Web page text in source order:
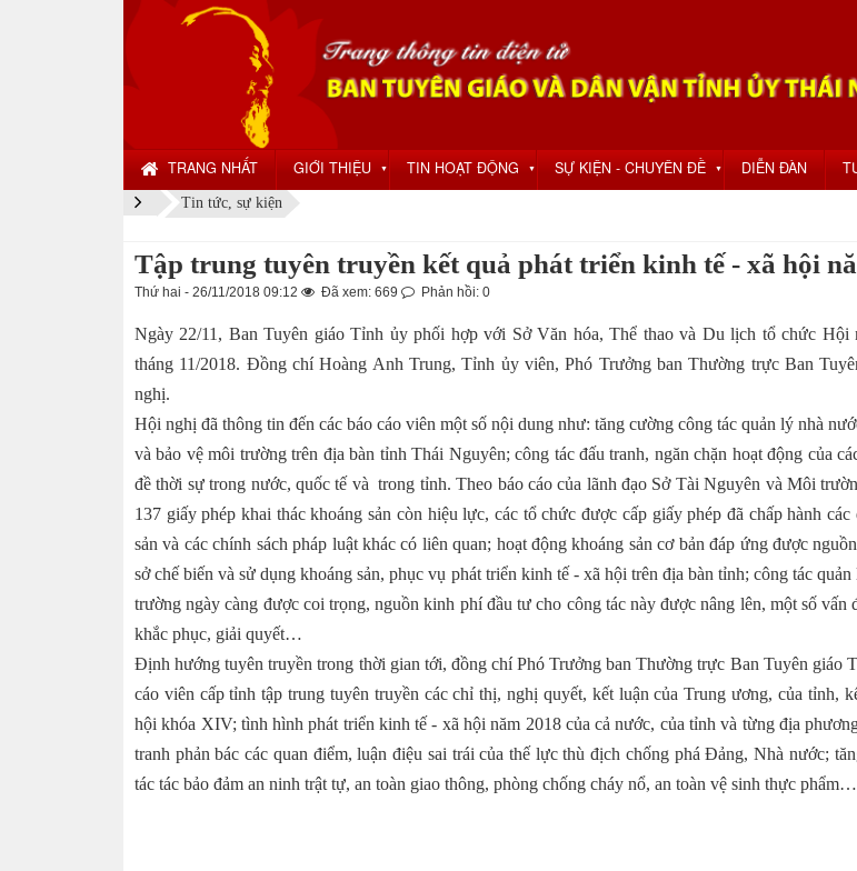
TRANG NHẤT GIỚI THIỆU ▼ TIN HOẠT ĐỘNG ▼ SỰ KIỆN - CHUYÊN ĐỀ ▼ DIỄN ĐÀN
Tin tức, sự kiện
Tập trung tuyên truyền kết quả phát triển kinh tế - xã hội
Thứ hai - 26/11/2018 09:12 Đã xem: 669 Phản hồi: 0
Ngày 22/11, Ban Tuyên giáo Tỉnh ủy phối hợp với Sở Văn hóa, Thể thao và Du lịch tổ chức Hội
tháng 11/2018. Đồng chí Hoàng Anh Trung, Tỉnh ủy viên, Phó Trưởng ban Thường trực Ban
nghị.
Hội nghị đã thông tin đến các báo cáo viên một số nội dung như: tăng cường công tác quản lý nhà
và bảo vệ môi trường trên địa bàn tỉnh Thái Nguyên; công tác đấu tranh, ngăn chặn hoạt động của
đề thời sự trong nước, quốc tế và trong tỉnh. Theo báo cáo của lãnh đạo Sở Tài Nguyên và Môi
137 giấy phép khai thác khoáng sản còn hiệu lực, các tổ chức được cấp giấy phép đã chấp hành
sản và các chính sách pháp luật khác có liên quan; hoạt động khoáng sản cơ bản đáp ứng được
sở chế biến và sử dụng khoáng sản, phục vụ phát triển kinh tế - xã hội trên địa bàn tỉnh; công tác
trường ngày càng được coi trọng, nguồn kinh phí đầu tư cho công tác này được nâng lên, một số
khắc phục, giải quyết…
Định hướng tuyên truyền trong thời gian tới, đồng chí Phó Trưởng ban Thường trực Ban Tuyên giáo
cáo viên cấp tỉnh tập trung tuyên truyền các chỉ thị, nghị quyết, kết luận của Trung ương, của tỉnh,
hội khóa XIV; tình hình phát triển kinh tế - xã hội năm 2018 của cả nước, của tỉnh và từng địa
tranh phản bác các quan điểm, luận điệu sai trái của thế lực thù địch chống phá Đảng, Nhà nước;
tác tác bảo đảm an ninh trật tự, an toàn giao thông, phòng chống cháy nổ, an toàn vệ sinh thực phẩm…